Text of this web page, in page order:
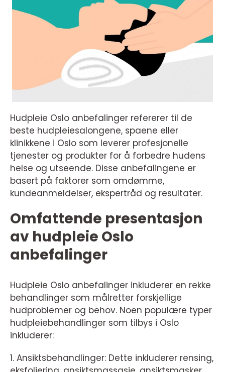
Hudpleie Oslo anbefalinger refererer til de
beste hudpleiesalongene, spaene eller
klinikkene i Oslo som leverer profesjonelle
tjenester og produkter for å forbedre hudens
helse og utseende. Disse anbefalingene er
basert på faktorer som omdømme,
kundeanmeldelser, ekspertråd og resultater.
Omfattende presentasjon
av hudpleie Oslo
anbefalinger
Hudpleie Oslo anbefalinger inkluderer en rekke
behandlinger som målretter forskjellige
hudproblemer og behov. Noen populære typer
hudpleiebehandlinger som tilbys i Oslo
inkluderer:
1. Ansiktsbehandlinger: Dette inkluderer rensing,